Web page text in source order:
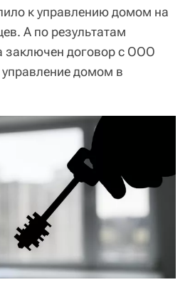
к управлению домом на
А по результатам
заключен договор с ООО
домом в